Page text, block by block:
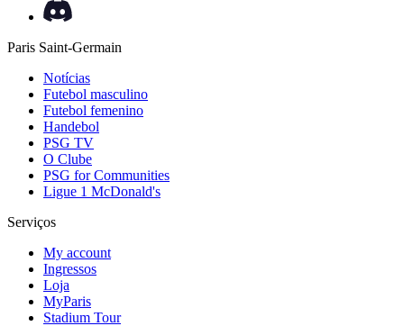
Paris Saint-Germain
Notícias
Futebol masculino
Futebol femenino
Handebol
PSG TV
O Clube
PSG for Communities
Ligue 1 McDonald's
Serviços
My account
Ingressos
Loja
MyParis
Stadium Tour